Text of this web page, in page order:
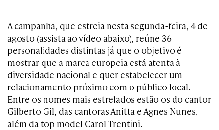
A campanha, que estreia nesta segunda-feira, 4 de
agosto (assista ao vídeo abaixo), reúne 36
personalidades distintas já que o objetivo é
mostrar que a marca europeia está atenta à
diversidade nacional e quer estabelecer um
relacionamento próximo com o público local.
Entre os nomes mais estrelados estão os do cantor
Gilberto Gil, das cantoras Anitta e Agnes Nunes,
além da top model Carol Trentini.